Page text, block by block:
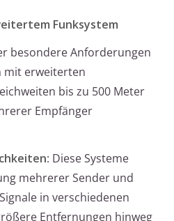
Funksystem
besondere Anforderungen
mit erweiterten
bis zu 500 Meter
Empfänger
: Diese Systeme
mehrerer Sender und
in verschiedenen
Entfernungen hinweg